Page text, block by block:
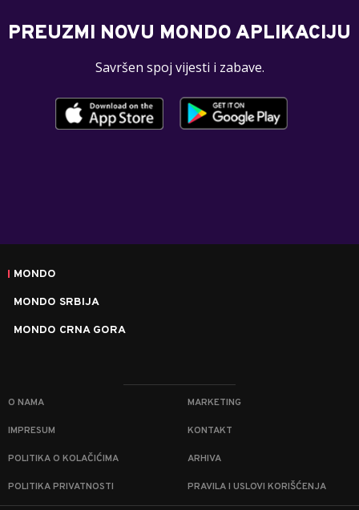
PREUZMI NOVU MONDO APLIKACIJU
Savršen spoj vijesti i zabave.
MONDO
MONDO SRBIJA
MONDO CRNA GORA
O NAMA MARKETING
IMPRESUM KONTAKT
POLITIKA O KOLAČIĆIMA ARHIVA
POLITIKA PRIVATNOSTI PRAVILA I USLOVI KORIŠĆENJA